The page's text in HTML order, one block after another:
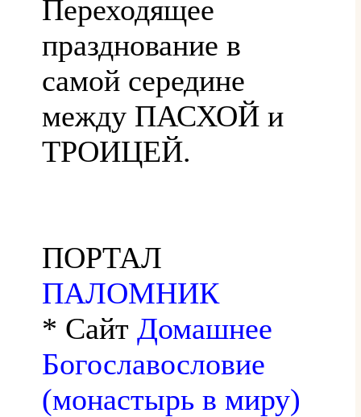
Переходящее
празднование в
самой середине
между ПАСХОЙ и
ТРОИЦЕЙ.
ПОРТАЛ
ПАЛОМНИК
* Сайт Домашнее
Богославословие
(монастырь в миру)